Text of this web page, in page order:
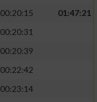
00:20:15
01:47:21
00:20:31
00:20:39
00:22:42
00:23:14